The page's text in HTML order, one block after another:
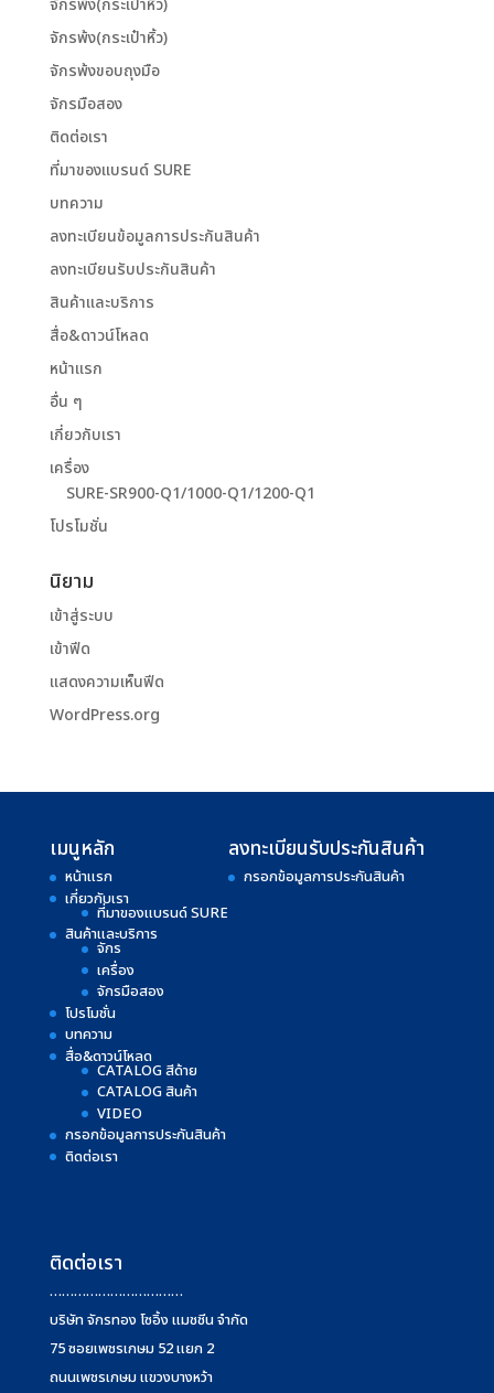
จักรพ้ง(กระเป๋าหิ้ว)
จักรพ้ง(กระเป๋าหิ้ว)
จักรพ้งขอบถุงมือ
จักรมือสอง
ติดต่อเรา
ที่มาของแบรนด์ SURE
บทความ
ลงทะเบียนข้อมูลการประกันสินค้า
ลงทะเบียนรับประกันสินค้า
สินค้าและบริการ
สื่อ&ดาวน์โหลด
หน้าแรก
อื่น ๆ
เกี่ยวกับเรา
เครื่อง
SURE-SR900-Q1/1000-Q1/1200-Q1
โปรโมชั่น
นิยาม
เข้าสู่ระบบ
เข้าฟีด
แสดงความเห็นฟีด
WordPress.org
เมนูหลัก
หน้าแรก
เกี่ยวกับเรา
ที่มาของแบรนด์ SURE
สินค้าและบริการ
จักร
เครื่อง
จักรมือสอง
โปรโมชั่น
บทความ
สื่อ&ดาวน์โหลด
CATALOG สีด้าย
CATALOG สินค้า
VIDEO
กรอกข้อมูลการประกันสินค้า
ติดต่อเรา
ลงทะเบียนรับประกันสินค้า
กรอกข้อมูลการประกันสินค้า
ติดต่อเรา
……………………………
บริษัท จักรทอง โซอิ้ง แมชชีน จำกัด
75 ซอยเพชรเกษม 52 แยก 2
ถนนเพชรเกษม แขวงบางหว้า